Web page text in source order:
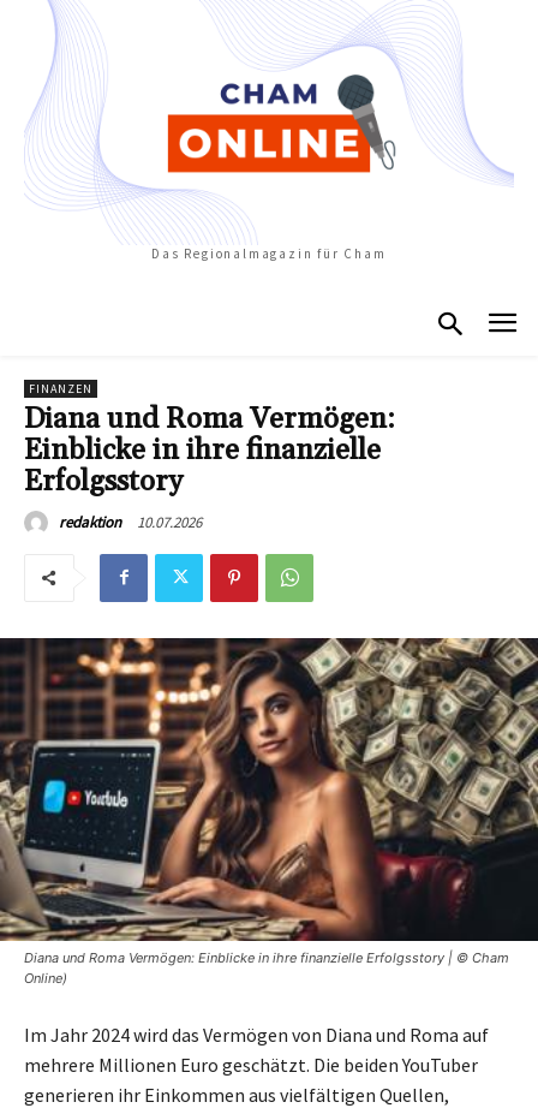
Das Regionalmagazin für Cham
FINANZEN
Diana und Roma Vermögen:
Einblicke in ihre finanzielle
Erfolgsstory
redaktion 10.07.2026
Diana und Roma Vermögen: Einblicke in ihre finanzielle Erfolgsstory | © Cham
Online)
Im Jahr 2024 wird das Vermögen von Diana und Roma auf
mehrere Millionen Euro geschätzt. Die beiden YouTuber
generieren ihr Einkommen aus vielfältigen Quellen,